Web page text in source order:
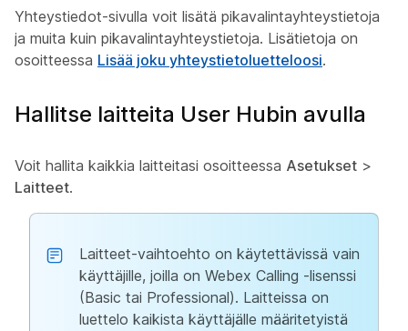
Yhteystiedot-sivulla voit lisätä pikavalintayhteystietoja
ja muita kuin pikavalintayhteystietoja. Lisätietoja on
osoitteessa Lisää joku yhteystietoluetteloosi.
Hallitse laitteita User Hubin avulla
Voit hallita kaikkia laitteitasi osoitteessa Asetukset >
Laitteet.
Laitteet-vaihtoehto on käytettävissä vain
käyttäjille, joilla on Webex Calling -lisenssi
(Basic tai Professional). Laitteissa on
luettelo kaikista käyttäjälle määritetyistä